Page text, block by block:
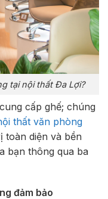
tại nội thất Đa Lợi?
cấp ghế; chúng
thất văn phòng
toàn diện và bền
bạn thông qua ba
đảm bảo